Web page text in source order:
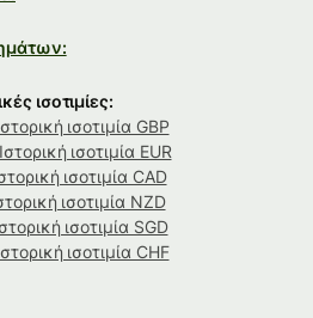
ισοτιμίες:
ισοτιμία GBP
Ιστορική ισοτιμία EUR
ισοτιμία CAD
ισοτιμία NZD
ισοτιμία SGD
ισοτιμία CHF